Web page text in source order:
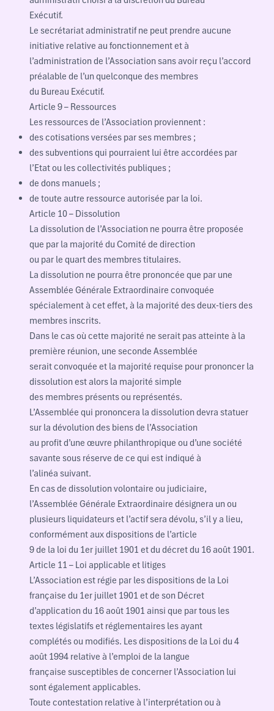
Exécutif.
Le secrétariat administratif ne peut prendre aucune
initiative relative au fonctionnement et à
l’administration de l’Association sans avoir reçu l’accord
préalable de l’un quelconque des membres
du Bureau Exécutif.
Article 9 – Ressources
Les ressources de l’Association proviennent :
des cotisations versées par ses membres ;
des subventions qui pourraient lui être accordées par
l’Etat ou les collectivités publiques ;
de dons manuels ;
de toute autre ressource autorisée par la loi.
Article 10 – Dissolution
La dissolution de l’Association ne pourra être proposée
que par la majorité du Comité de direction
ou par le quart des membres titulaires.
La dissolution ne pourra être prononcée que par une
Assemblée Générale Extraordinaire convoquée
spécialement à cet effet, à la majorité des deux-tiers des
membres inscrits.
Dans le cas où cette majorité ne serait pas atteinte à la
première réunion, une seconde Assemblée
serait convoquée et la majorité requise pour prononcer la
dissolution est alors la majorité simple
des membres présents ou représentés.
L’Assemblée qui prononcera la dissolution devra statuer
sur la dévolution des biens de l’Association
au profit d’une œuvre philanthropique ou d’une société
savante sous réserve de ce qui est indiqué à
l’alinéa suivant.
En cas de dissolution volontaire ou judiciaire,
l’Assemblée Générale Extraordinaire désignera un ou
plusieurs liquidateurs et l’actif sera dévolu, s’il y a lieu,
conformément aux dispositions de l’article
9 de la loi du 1er juillet 1901 et du décret du 16 août 1901.
Article 11 – Loi applicable et litiges
L’Association est régie par les dispositions de la Loi
française du 1er juillet 1901 et de son Décret
d’application du 16 août 1901 ainsi que par tous les
textes législatifs et réglementaires les ayant
complétés ou modifiés. Les dispositions de la Loi du 4
août 1994 relative à l’emploi de la langue
française susceptibles de concerner l’Association lui
sont également applicables.
Toute contestation relative à l’interprétation ou à